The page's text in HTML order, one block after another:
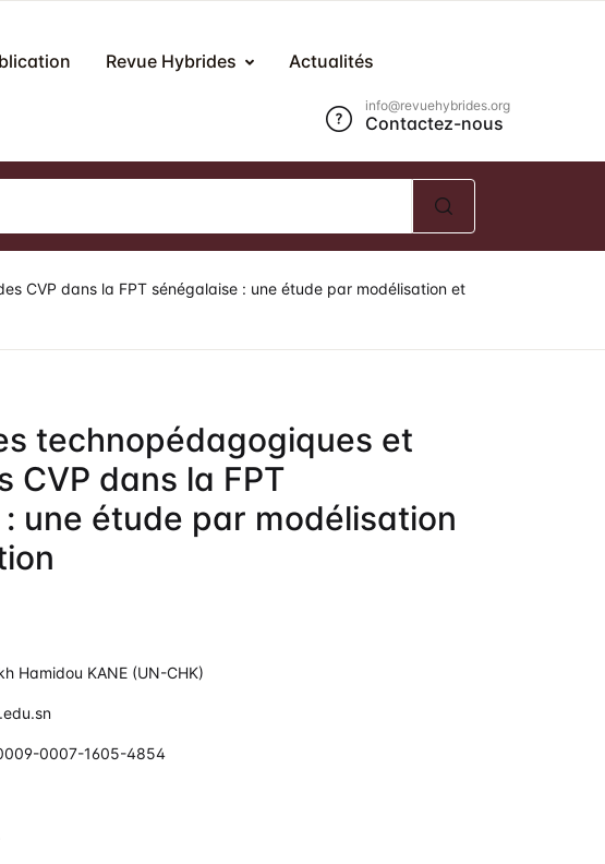
Revue Hybrides Actualités
info@revuehybrides.org
Contactez-nous
Mot de passe *
Se Connecter
CVP dans la FPT sénégalaise : une étude par modélisation et
technopédagogiques et
CVP dans la FPT
une étude par modélisation
Hamidou KANE (UN-CHK)
0007-1605-4854